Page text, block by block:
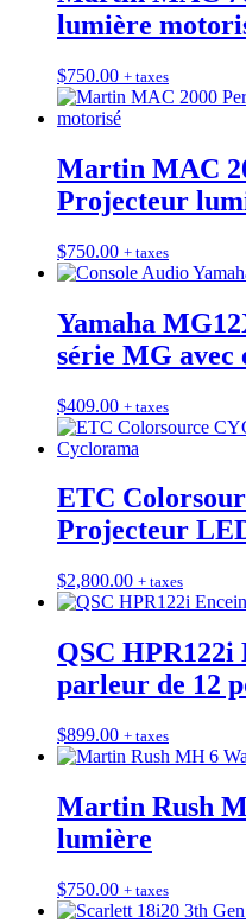
lumière
$750.00 + taxes
Martin MAC
Projecteur
$750.00 + taxes
Yamaha
série MG avec
$409.00 + taxes
ETC
Projecteur
$2,800.00 + taxes
QSC HPR122i
parleur de 12
$899.00 + taxes
Martin Rush
lumière
$750.00 + taxes